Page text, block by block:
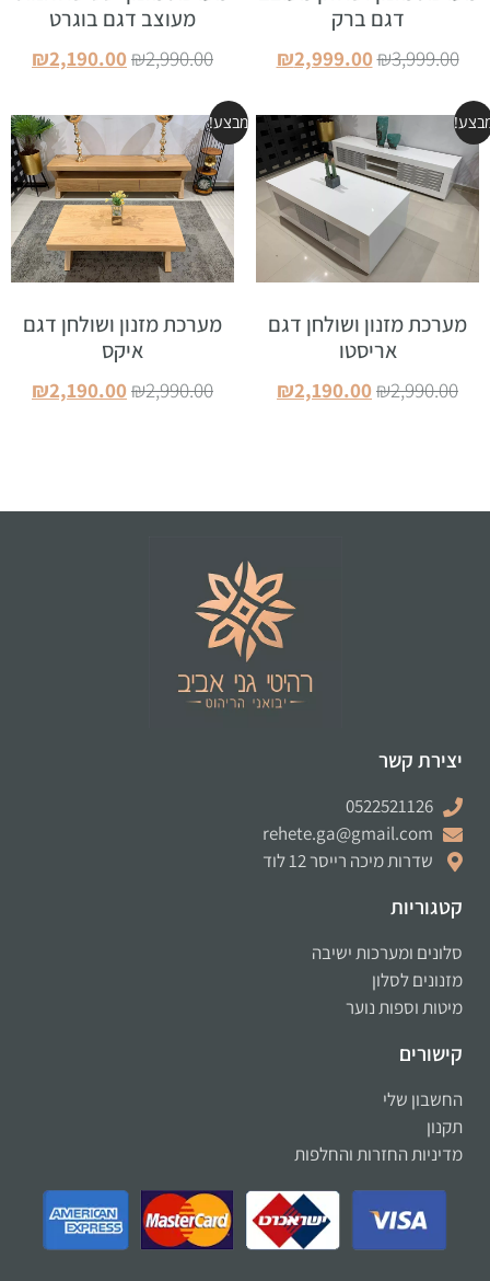
דגם ברק
₪3,999.00
₪2,999.00
מעוצב דגם בוגרט
₪2,990.00
₪2,190.00
מערכת מזנון ושולחן דגם
אריסטו
₪2,990.00
₪2,190.00
מבצע!
מערכת מזנון ושולחן דגם
איקס
₪2,990.00
₪2,190.00
יצירת קשר
0522521126
rehete.ga@gmail.com
שדרות מיכה רייסר 12 לוד
קטגוריות
סלונים ומערכות ישיבה
מזנונים לסלון
מיטות וספות נוער
קישורים
החשבון שלי
תקנון
מדיניות החזרות והחלפות